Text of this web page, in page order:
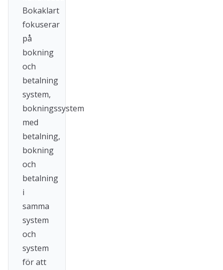
Bokaklart
fokuserar
på
bokning
och
betalning
system,
bokningssystem
med
betalning,
bokning
och
betalning
i
samma
system
och
system
för att